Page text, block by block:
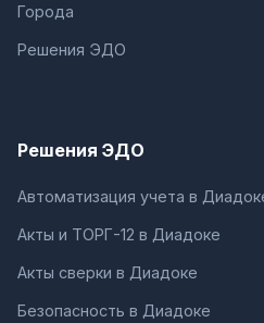
Города
Решения ЭДО
Решения ЭДО
Автоматизация учета в
Акты и ТОРГ-12 в Диадоке
Акты сверки в Диадоке
Безопасность в Диадоке